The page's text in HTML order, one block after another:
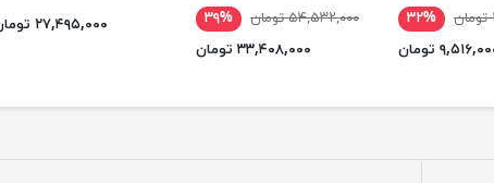
۳۲%
تومان
۵۴,۵۳۲,۰۰۰ تومان
۳۹%
۳۳,۴۰۸,۰۰۰ تومان
۲۷,۴۹۵,۰۰۰ تومان